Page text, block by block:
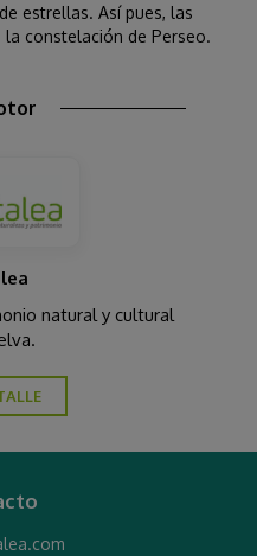
estrellas. Así pues, las
constelación de Perseo.
natural y cultural